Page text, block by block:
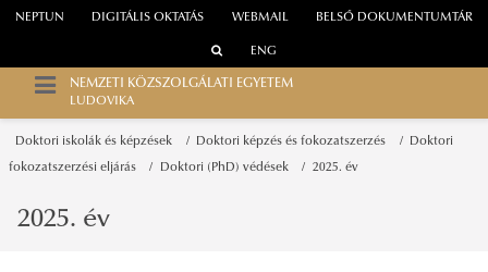
WEBMAIL
NEPTUN DIGITÁLIS OKTATÁS BELSŐ DOKUMENTUMTÁR
ENG
NEMZETI KÖZSZOLGÁLATI EGYETEM
LUDOVIKA
Doktori iskolák és képzések Doktori képzés és fokozatszerzés Doktori
fokozatszerzési eljárás Doktori (PhD) védések 2025. év
2025. év